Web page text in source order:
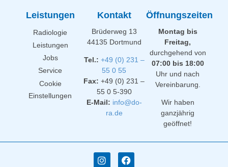
Leistungen
Radiologie
Leistungen
Jobs
Service
Cookie
Einstellungen
Kontakt
Brüderweg 13
44135 Dortmund
Tel.: +49 (0) 231 –
55 0 55
Fax: +49 (0) 231 –
55 0 5-390
E-Mail: info@do-
ra.de
Öffnungszeiten
Montag bis
Freitag,
durchgehend von
07:00 bis 18:00
Uhr und nach
Vereinbarung.
Wir haben
ganzjährig
geöffnet!